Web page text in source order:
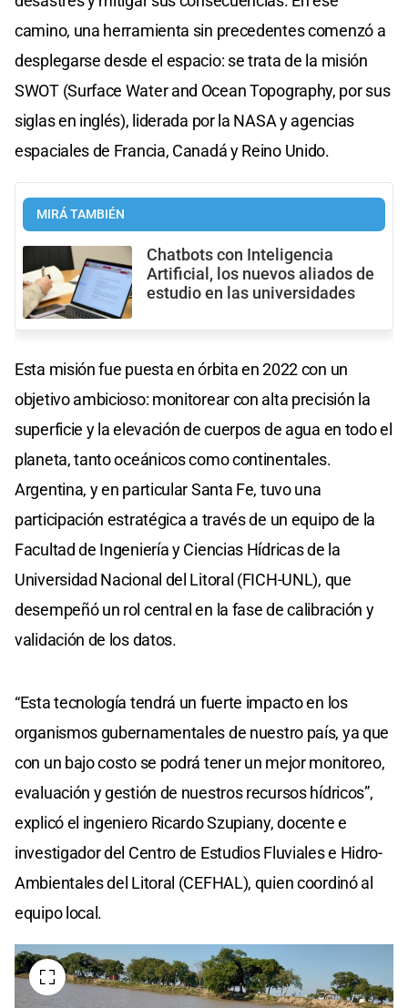
camino, una herramienta sin precedentes comenzó a
desplegarse desde el espacio: se trata de la misión
SWOT (Surface Water and Ocean Topography, por sus
siglas en inglés), liderada por la NASA y agencias
espaciales de Francia, Canadá y Reino Unido.
MIRÁ TAMBIÉN
Chatbots con Inteligencia
Artificial, los nuevos aliados de
estudio en las universidades
Esta misión fue puesta en órbita en 2022 con un
objetivo ambicioso: monitorear con alta precisión la
superficie y la elevación de cuerpos de agua en todo el
planeta, tanto oceánicos como continentales.
Argentina, y en particular Santa Fe, tuvo una
participación estratégica a través de un equipo de la
Facultad de Ingeniería y Ciencias Hídricas de la
Universidad Nacional del Litoral (FICH-UNL), que
desempeñó un rol central en la fase de calibración y
validación de los datos.
“Esta tecnología tendrá un fuerte impacto en los
organismos gubernamentales de nuestro país, ya que
con un bajo costo se podrá tener un mejor monitoreo,
evaluación y gestión de nuestros recursos hídricos”,
explicó el ingeniero Ricardo Szupiany, docente e
investigador del Centro de Estudios Fluviales e Hidro-
Ambientales del Litoral (CEFHAL), quien coordinó al
equipo local.